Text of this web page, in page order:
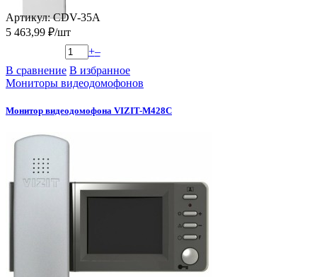
Артикул: CDV-35A
5 463,99 ₽/шт
+–
В сравнение В избранное
Мониторы видеодомофонов
Монитор видеодомофона VIZIT-M428C